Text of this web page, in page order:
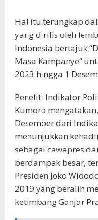
Hal itu terungkap
yang dirilis oleh
Indonesia bertajuk
Masa Kampanye”
2023 hingga 1
Peneliti Indikator
Kumoro
Desember dari
menunjukkan
sebagai cawapres
berdampak besar,
Presiden Joko
2019 yang beralih
ketimbang Ganjar